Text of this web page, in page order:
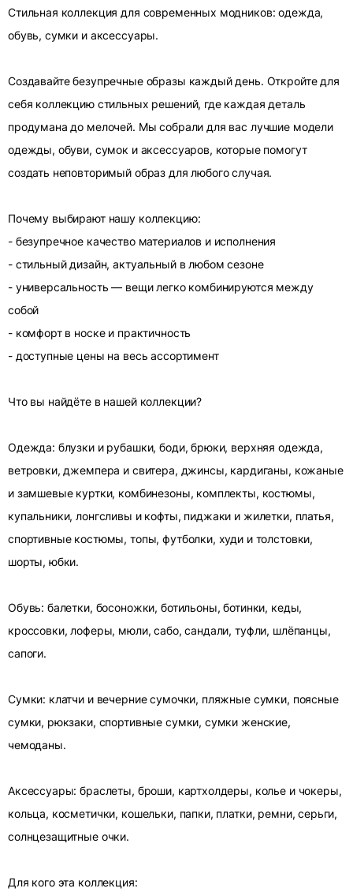
Стильная коллекция для современных модников: одежда,
обувь, сумки и аксессуары.
Создавайте безупречные образы каждый день. Откройте для
себя коллекцию стильных решений, где каждая деталь
продумана до мелочей. Мы собрали для вас лучшие модели
одежды, обуви, сумок и аксессуаров, которые помогут
создать неповторимый образ для любого случая.
Почему выбирают нашу коллекцию:
- безупречное качество материалов и исполнения
- стильный дизайн, актуальный в любом сезоне
- универсальность — вещи легко комбинируются между
собой
- комфорт в носке и практичность
- доступные цены на весь ассортимент
Что вы найдёте в нашей коллекции?
Одежда: блузки и рубашки, боди, брюки, верхняя одежда,
ветровки, джемпера и свитера, джинсы, кардиганы, кожаные
и замшевые куртки, комбинезоны, комплекты, костюмы,
купальники, лонгсливы и кофты, пиджаки и жилетки, платья,
спортивные костюмы, топы, футболки, худи и толстовки,
шорты, юбки.
Обувь: балетки, босоножки, ботильоны, ботинки, кеды,
кроссовки, лоферы, мюли, сабо, сандали, туфли, шлёпанцы,
сапоги.
Сумки: клатчи и вечерние сумочки, пляжные сумки, поясные
сумки, рюкзаки, спортивные сумки, сумки женские,
чемоданы.
Аксессуары: браслеты, броши, картхолдеры, колье и чокеры,
кольца, косметички, кошельки, папки, платки, ремни, серьги,
солнцезащитные очки.
Для кого эта коллекция: